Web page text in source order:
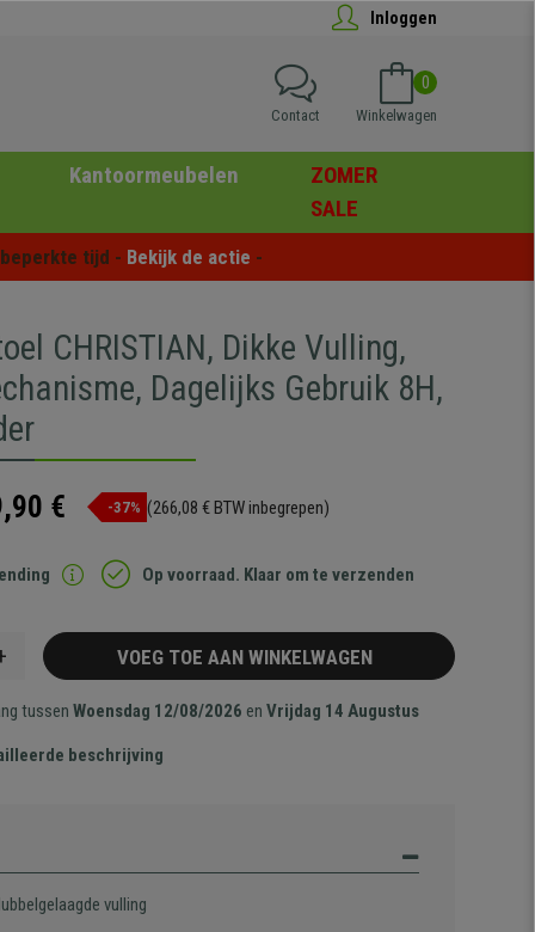
Inloggen
0
Winkelwagen
Contact
Kantoormeubelen
ZOMER
SALE
tijd - Bekijk de actie -
CHRISTIAN, Dikke Vulling,
Dagelijks Gebruik 8H,
€ -37% (266,08 € BTW inbegrepen)
Op voorraad. Klaar om te verzenden
VOEG TOE AAN WINKELWAGEN
tussenWoensdag 12/08/2026 enVrijdag 14 Augustus
beschrijving
vulling